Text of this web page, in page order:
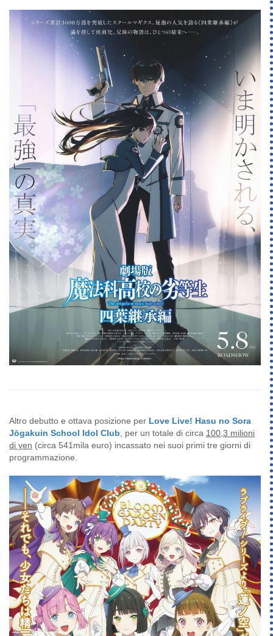
Altro debutto e ottava posizione per Love Live! Hasu no Sora
Jōgakuin School Idol Club , per un totale di circa 100,3 milioni
di yen (circa 541mila euro) incassato nei suoi primi tre giorni di
programmazione.